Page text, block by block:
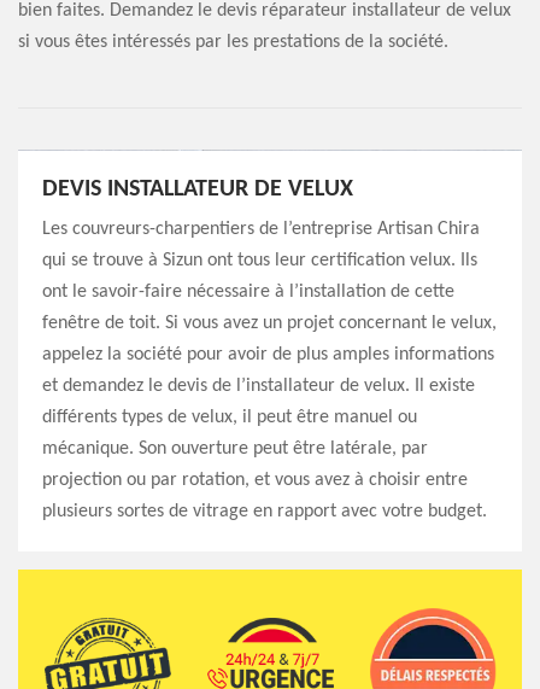
bien faites. Demandez le devis réparateur installateur de velux
si vous êtes intéressés par les prestations de la société.
DEVIS INSTALLATEUR DE VELUX
Les couvreurs-charpentiers de l’entreprise Artisan Chira
qui se trouve à Sizun ont tous leur certification velux. Ils
ont le savoir-faire nécessaire à l’installation de cette
fenêtre de toit. Si vous avez un projet concernant le velux,
appelez la société pour avoir de plus amples informations
et demandez le devis de l’installateur de velux. Il existe
différents types de velux, il peut être manuel ou
mécanique. Son ouverture peut être latérale, par
projection ou par rotation, et vous avez à choisir entre
plusieurs sortes de vitrage en rapport avec votre budget.